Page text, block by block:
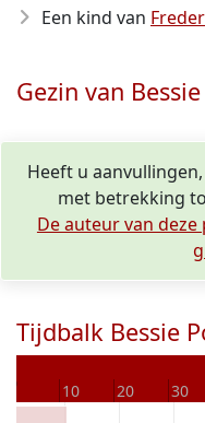
Een kind van
Gezin van
Heeft u
met betrekking
De auteur van
Tijdbalk Bessie
0 10 20 30